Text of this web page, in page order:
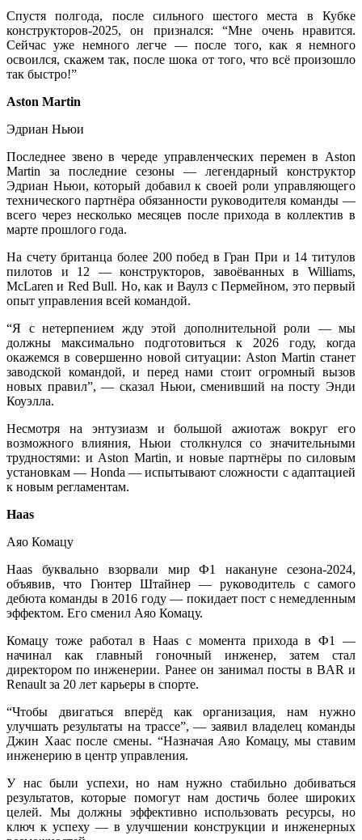
Спустя полгода, после сильного шестого места в Кубке
конструкторов-2025, он признался: “Мне очень нравится.
Сейчас уже немного легче — после того, как я немного
освоился, скажем так, после шока от того, что всё произошло
так быстро!”
Aston Martin
Эдриан Ньюи
Последнее звено в череде управленческих перемен в Aston
Martin за последние сезоны — легендарный конструктор
Эдриан Ньюи, который добавил к своей роли управляющего
технического партнёра обязанности руководителя команды —
всего через несколько месяцев после прихода в коллектив в
марте прошлого года.
На счету британца более 200 побед в Гран При и 14 титулов
пилотов и 12 — конструкторов, завоёванных в Williams,
McLaren и Red Bull. Но, как и Ваулз с Пермейном, это первый
опыт управления всей командой.
“Я с нетерпением жду этой дополнительной роли — мы
должны максимально подготовиться к 2026 году, когда
окажемся в совершенно новой ситуации: Aston Martin станет
заводской командой, и перед нами стоит огромный вызов
новых правил”, — сказал Ньюи, сменивший на посту Энди
Коуэлла.
Несмотря на энтузиазм и большой ажиотаж вокруг его
возможного влияния, Ньюи столкнулся со значительными
трудностями: и Aston Martin, и новые партнёры по силовым
установкам — Honda — испытывают сложности с адаптацией
к новым регламентам.
Haas
Аяо Комацу
Haas буквально взорвали мир Ф1 накануне сезона-2024,
объявив, что Гюнтер Штайнер — руководитель с самого
дебюта команды в 2016 году — покидает пост с немедленным
эффектом. Его сменил Аяо Комацу.
Комацу тоже работал в Haas с момента прихода в Ф1 —
начинал как главный гоночный инженер, затем стал
директором по инженерии. Ранее он занимал посты в BAR и
Renault за 20 лет карьеры в спорте.
“Чтобы двигаться вперёд как организация, нам нужно
улучшать результаты на трассе”, — заявил владелец команды
Джин Хаас после смены. “Назначая Аяо Комацу, мы ставим
инженерию в центр управления.
У нас были успехи, но нам нужно стабильно добиваться
результатов, которые помогут нам достичь более широких
целей. Мы должны эффективно использовать ресурсы, но
ключ к успеху — в улучшении конструкции и инженерных